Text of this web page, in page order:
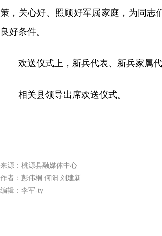
策，关心好、照顾好军属家庭，为同志
良好条件。
欢送仪式上，新兵代表、新兵家属
相关县领导出席欢送仪式。
来源：桃源县融媒体中心
作者：彭伟桐 何阳 刘建新
编辑：李军-ty